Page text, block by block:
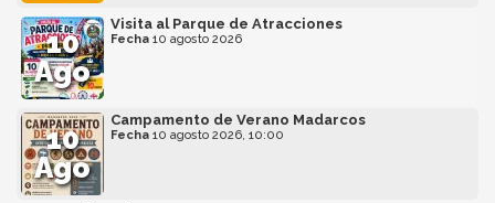
10
Ago
Visita al Parque de Atracciones
Fecha 10 agosto 2026
10
Ago
Campamento de Verano Madarcos
Fecha 10 agosto 2026, 10:00